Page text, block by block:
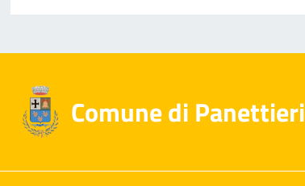
Comune di Panettieri